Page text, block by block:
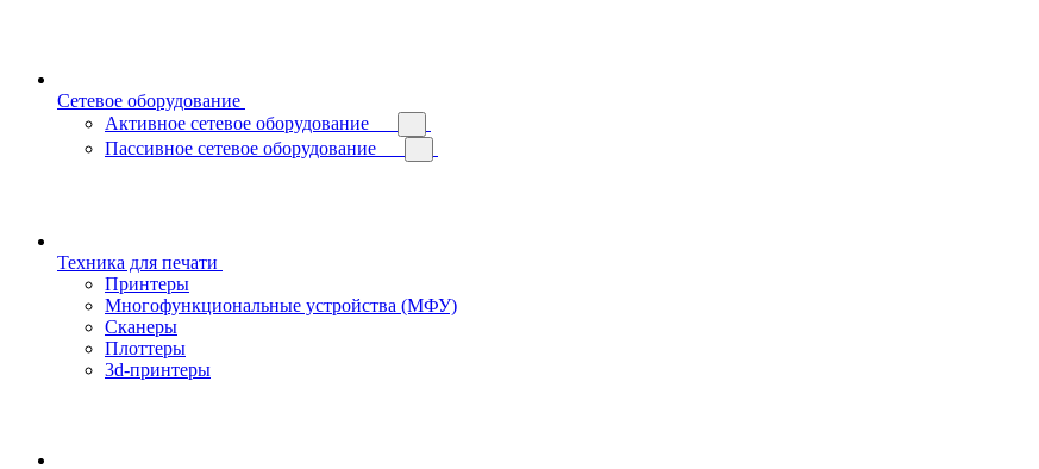
Сетевое оборудование
Активное сетевое оборудование
Пассивное сетевое оборудование
Техника для печати
Принтеры
Многофункциональные устройства (МФУ)
Сканеры
Плоттеры
3d-принтеры